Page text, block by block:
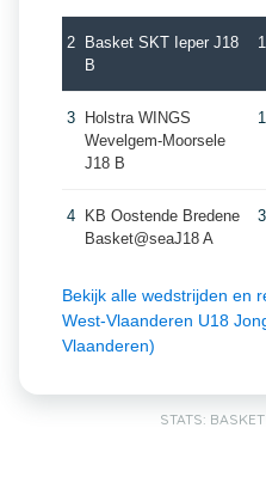
2
Basket SKT Ieper J18
B
1
3
Holstra WINGS
Wevelgem-Moorsele
J18 B
1
4
KB Oostende Bredene
Basket@seaJ18 A
3
Bekijk alle wedstrijden en
West-Vlaanderen U18
Vlaanderen)
STATS: